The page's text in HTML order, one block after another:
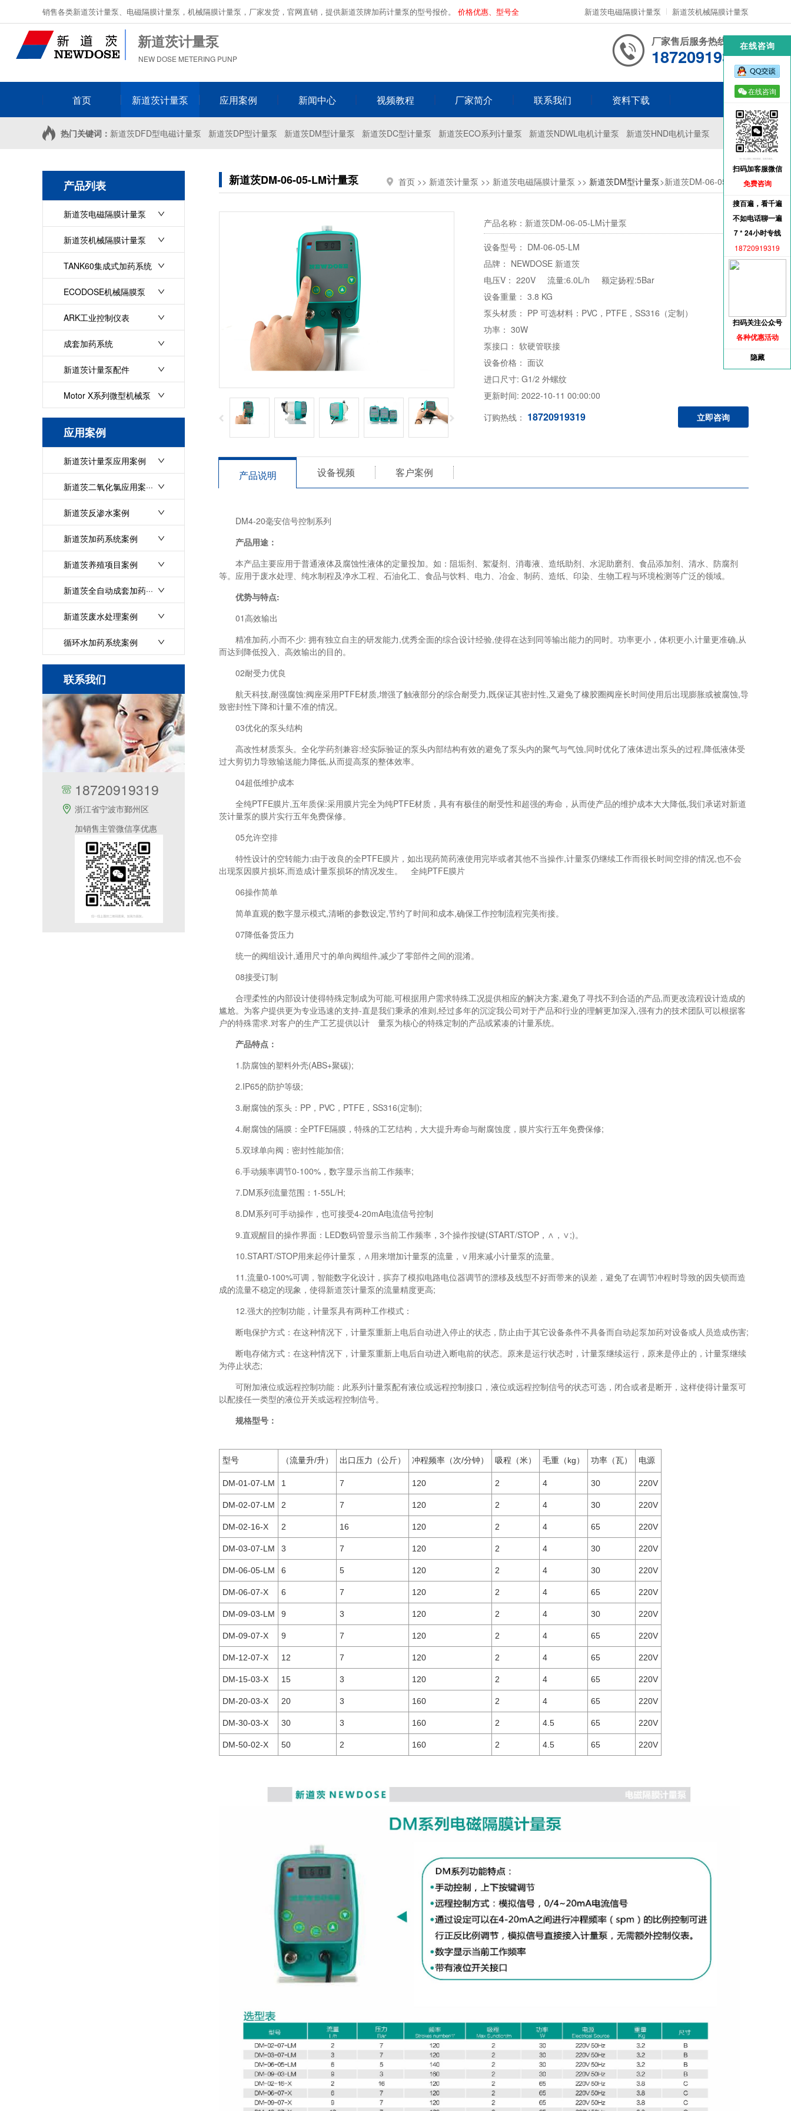
销售各类新道茨计量泵、电磁隔膜计量泵，机械隔膜计量泵，厂家发货，官网直销，提供新道茨牌加药计量泵的型号报价。 价格优惠、型号全 新道茨电磁隔膜计量泵 新道茨机械隔膜计量泵
新道茨计量泵
NEW DOSE METERING PUNP
厂家售后服务热线
18720919319
首页 新道茨计量泵 应用案例 新闻中心 视频教程 厂家简介 联系我们 资料下载
热门关键词： 新道茨DFD型电磁计量泵 新道茨DP型计量泵 新道茨DM型计量泵 新道茨DC型计量泵 新道茨ECO系列计量泵 新道茨NDWL电机计量泵 新道茨HND电机计量泵
产品列表
新道茨电磁隔膜计量泵
新道茨机械隔膜计量泵
TANK60集成式加药系统
ECODOSE机械隔膜泵
ARK工业控制仪表
成套加药系统
新道茨计量泵配件
Motor X系列微型机械泵
应用案例
新道茨计量泵应用案例
新道茨二氧化氯应用案···
新道茨反渗水案例
新道茨加药系统案例
新道茨养殖项目案例
新道茨全自动成套加药···
新道茨废水处理案例
循环水加药系统案例
联系我们
18720919319
浙江省宁波市鄞州区
加销售主管微信享优惠
新道茨DM-06-05-LM计量泵 首页 >> 新道茨计量泵 >> 新道茨电磁隔膜计量泵 >> 新道茨DM型计量泵>新道茨DM-06-05-LM...
产品名称：新道茨DM-06-05-LM计量泵
设备型号： DM-06-05-LM
品牌：
电压V： 220V 流量:6.0L/h 额定扬程:5Bar
设备重量： 3.8 KG
泵头材质： PP 可选材料：PVC，PTFE，SS316（定制）
功率： 30W
泵接口： 软硬管联接
设备价格： 面议
进口尺寸: G1/2 外螺纹
更新时间: 2022-10-11 00:00:00
订购热线： 18720919319 立即咨询
产品说明 设备视频 客户案例
DM4-20毫安信号控制系列
产品用途：
本产品主要应用于普通液体及腐蚀性液体的定量投加。如：阻垢剂、絮凝剂、消毒液、造纸助剂、水泥助磨剂、食品添加剂、清水、防腐剂
等。应用于废水处理、纯水制程及净水工程、石油化工、食品与饮料、电力、冶金、制药、造纸、印染、生物工程与环境检测等广泛的领域。
优势与特点:
01高效输出
精准加药,小而不少: 拥有独立自主的研发能力,优秀全面的综合设计经验,使得在达到同等输出能力的同时。功率更小，体积更小,计量更准确,从
而达到降低投入、高效输出的目的。
02耐受力优良
航天科技,耐强腐蚀:阀座采用PTFE材质,增强了触液部分的综合耐受力,既保证其密封性,又避免了橡胶圈阀座长时间使用后出现膨胀或被腐蚀,导
致密封性下降和计量不准的情况。
03优化的泵头结构
高改性材质泵头。全化学药剂兼容:经实际验证的泵头内部结构有效的避免了泵头内的聚气与气蚀,同时优化了液体进出泵头的过程,降低液体受
过大剪切力导致输送能力降低,从而提高泵的整体效率。
04超低维护成本
全纯PTFE膜片,五年质保:采用膜片完全为纯PTFE材质，具有有极佳的耐受性和超强的寿命，从而使产品的维护成本大大降低,我们承诺对新道
茨计量泵的膜片实行五年免费保修。
05允许空排
特性设计的空转能力:由于改良的全PTFE膜片，如出现药简药液使用完毕或者其他不当操作,计量泵仍继续工作而很长时间空排的情况,也不会
出现泵因膜片损坏,而造成计量泵损坏的情况发生。 全純PTFE膜片
06操作简单
简单直观的数字显示模式,清晰的参数设定,节约了时间和成本,确保工作控制流程完美衔接。
07降低备货压力
统一的阀组设计,通用尺寸的单向阀组件,减少了零部件之间的混淆。
08接受订制
合理柔性的内部设计使得特殊定制成为可能,可根据用户需求特殊工况提供相应的解决方案,避免了寻找不到合适的产品,而更改流程设计造成的
尴尬。为客户提供更为专业迅速的支持-直是我们秉承的准则,经过多年的沉淀我公司对于产品和行业的理解更加深入,强有力的技术团队可以根据客
户的特殊需求.对客户的生产工艺提供以计 量泵为核心的特殊定制的产品或紧凑的计量系统。
产品特点：
1.防腐蚀的塑料外壳(ABS+聚碳);
2.IP65的防护等级;
3.耐腐蚀的泵头：PP，PVC，PTFE，SS316(定制);
4.耐腐蚀的隔膜：全PTFE隔膜，特殊的工艺结构，大大提升寿命与耐腐蚀度，膜片实行五年免费保修;
5.双球单向阀：密封性能加倍;
6.手动频率调节0-100%，数字显示当前工作频率;
7.DM系列流量范围：1-55L/H;
8.DM系列可手动操作，也可接受4-20mA电流信号控制
9.直观醒目的操作界面：LED数码管显示当前工作频率，3个操作按键(START/STOP，∧，∨;)。
10.START/STOP用来起停计量泵，∧用来增加计量泵的流量，∨用来减小计量泵的流量。
11.流量0-100%可调，智能数字化设计，摈弃了模拟电路电位器调节的漂移及线型不好而带来的误差，避免了在调节冲程时导致的因失锁而造
成的流量不稳定的现象，使得新道茨计量泵的流量精度更高;
12.强大的控制功能，计量泵具有两种工作模式：
断电保护方式：在这种情况下，计量泵重新上电后自动进入停止的状态，防止由于其它设备条件不具备而自动起泵加药对设备或人员造成伤害;
断电存储方式：在这种情况下，计量泵重新上电后自动进入断电前的状态。原来是运行状态时，计量泵继续运行，原来是停止的，计量泵继续
为停止状态;
可附加液位或远程控制功能：此系列计量泵配有液位或远程控制接口，液位或远程控制信号的状态可选，闭合或者是断开，这样使得计量泵可
以配接任一类型的液位开关或远程控制信号。
规格型号：
型号 （流量升/升） 出口压力（公斤） 冲程频率（次/分钟） 吸程（米） 毛重（kg） 功率（瓦） 电源
DM-01-07-LM 1 7 120 2 4 30 220V
DM-02-07-LM 2 7 120 2 4 30 220V
DM-02-16-X 2 16 120 2 4 65 220V
DM-03-07-LM 3 7 120 2 4 30 220V
DM-06-05-LM 6 5 120 2 4 30 220V
DM-06-07-X 6 7 120 2 4 65 220V
DM-09-03-LM 9 3 120 2 4 30 220V
DM-09-07-X 9 7 120 2 4 65 220V
DM-12-07-X 12 7 120 2 4 65 220V
DM-15-03-X 15 3 120 2 4 65 220V
DM-20-03-X 20 3 160 2 4 65 220V
DM-30-03-X 30 3 160 2 4.5 65 220V
DM-50-02-X 50 2 160 2 4.5 65 220V
在线咨询
在线咨询
扫码加客服微信
免费咨询
搜百遍，看千遍
不如电话聊一遍
7 * 24小时专线
18720919319
扫码关注公众号
各种优惠活动
隐藏